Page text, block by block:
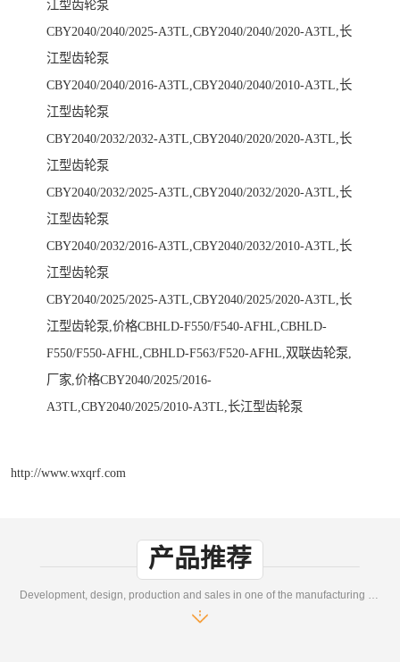
江型齿轮泵
CBY2040/2040/2025-A3TL,CBY2040/2040/2020-A3TL,长
江型齿轮泵
CBY2040/2040/2016-A3TL,CBY2040/2040/2010-A3TL,长
江型齿轮泵
CBY2040/2032/2032-A3TL,CBY2040/2020/2020-A3TL,长
江型齿轮泵
CBY2040/2032/2025-A3TL,CBY2040/2032/2020-A3TL,长
江型齿轮泵
CBY2040/2032/2016-A3TL,CBY2040/2032/2010-A3TL,长
江型齿轮泵
CBY2040/2025/2025-A3TL,CBY2040/2025/2020-A3TL,长
江型齿轮泵,价格CBHLD-F550/F540-AFHL,CBHLD-
F550/F550-AFHL,CBHLD-F563/F520-AFHL,双联齿轮泵,
厂家,价格CBY2040/2025/2016-
A3TL,CBY2040/2025/2010-A3TL,长江型齿轮泵
http://www.wxqrf.com
产品推荐
Development, design, production and sales in one of the manufacturing enterprises